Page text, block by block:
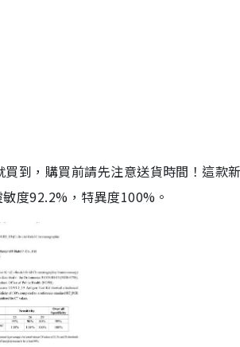
到，購買前請先注意送貨時間！這款
度92.2%，特異度100%。